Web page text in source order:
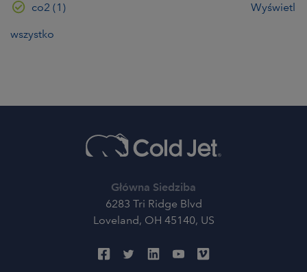
co2 (1) Wyświetl
wszystko
Główna Siedziba
6283 Tri Ridge Blvd
Loveland, OH 45140, US